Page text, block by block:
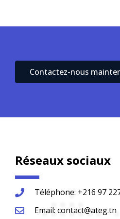
Contactez-nous
Réseaux sociaux
Téléphone: +216 97
Email: contact@ateg.tn